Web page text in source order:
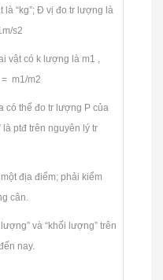
là “kg”; Đ vị đo tr lượng là
s2
vật có k lượng là m1 ,
m1/m2
có thể đo tr lượng P của
là ptđ trên nguyên lý tr
địa điểm; phải kiểm
cân.
và “khối lượng” trên
nay.